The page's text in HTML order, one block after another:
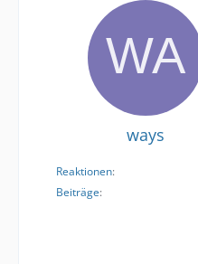
ways
Reaktionen
Beiträge